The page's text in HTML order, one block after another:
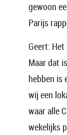
gewoon
Parijs
Geert:
Maar dat
hebben is
wij een
waar alle
wekelijks